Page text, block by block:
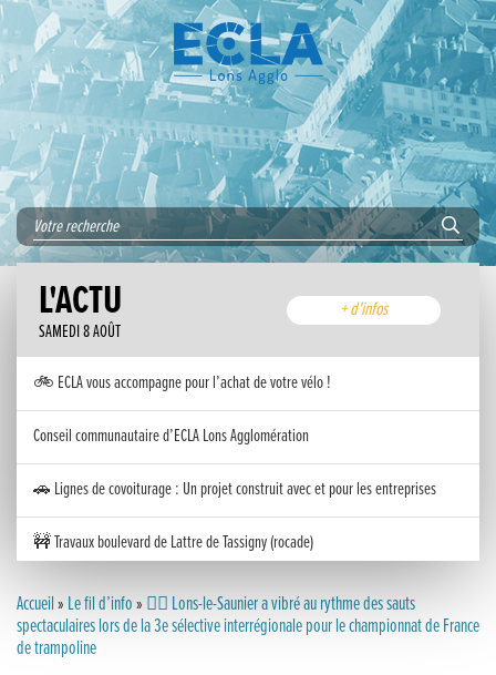
L'ACTU
SAMEDI 8 AOÛT
+ d'infos
🚲 ECLA vous accompagne pour l’achat de votre vélo !
Conseil communautaire d’ECLA Lons Agglomération
🚗 Lignes de covoiturage : Un projet construit avec et pour les entreprises
🚧 Travaux boulevard de Lattre de Tassigny (rocade)
Inauguration nouvelle station d’épuration (STEP) de Trenal
Festival des solutions écologiques 2026
Accueil» Le fil d’info» 🤸‍♀️ Lons-le-Saunier a vibré au rythme des sauts
spectaculaires lors de la 3e sélective interrégionale pour le championnat de France
de trampoline